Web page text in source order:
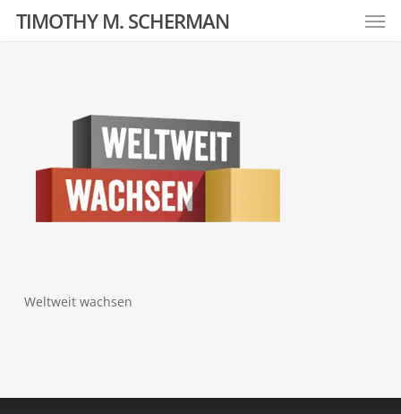
SkipTIMOTHY M. SCHERMAN
Weltweit wachsen